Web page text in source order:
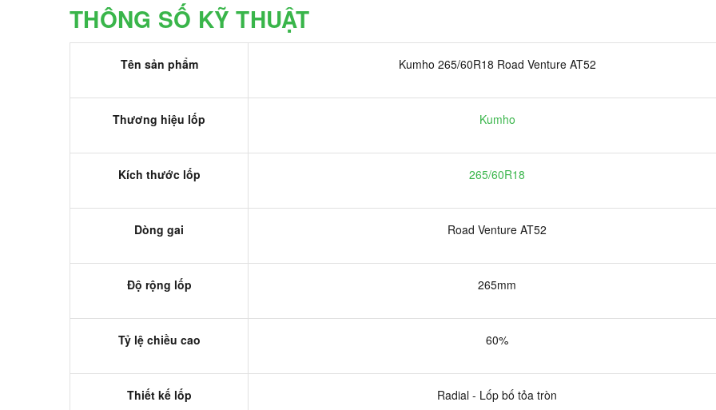
THÔNG SỐ KỸ THUẬT
Tên sản phẩm Kumho 265/60R18 Road Venture AT52
Thương hiệu lốp Kumho
Kích thước lốp 265/60R18
Dòng gai Road Venture AT52
Độ rộng lốp 265mm
Tỷ lệ chiều cao 60%
Thiết kế lốp Radial - Lốp bố tỏa tròn